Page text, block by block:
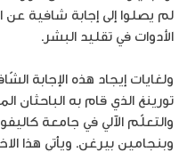
لم يصلوا إلى إجابة شافية
الأدوات في تقليد البشر.
ولغايات إيجاد هذه الإجابة
تورينغ الذي قام به الباحثان
والتعلّم الآلي في جامعة